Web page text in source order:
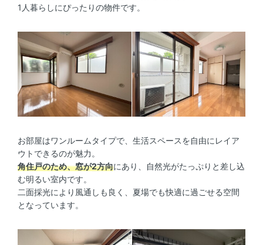
1人暮らしにぴったりの物件です。
お部屋はワンルームタイプで、生活スペースを自由にレイア
ウトできるのが魅力。
角住戸のため、窓が2方向にあり、自然光がたっぷりと差し込
む明るい室内です。
二面採光により風通しも良く、夏場でも快適に過ごせる空間
となっています。